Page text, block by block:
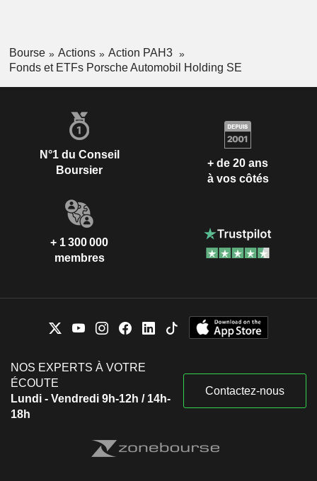
Bourse Actions
Action PAH3
Fonds et ETFs Porsche Automobil Holding SE
N°1 du Conseil
Boursier
+ de 20 ans
à vos côtés
+ 1 300 000
membres
NOS EXPERTS À VOTRE
ÉCOUTE
Lundi - Vendredi 9h-12h / 14h-
18h
Contactez-nous